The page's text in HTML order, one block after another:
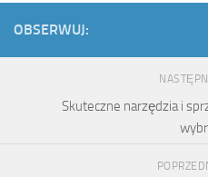
OBSERWUJ:
Skuteczne narzędzia i